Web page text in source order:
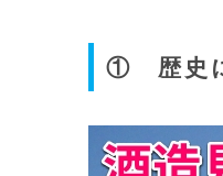
① 歴史